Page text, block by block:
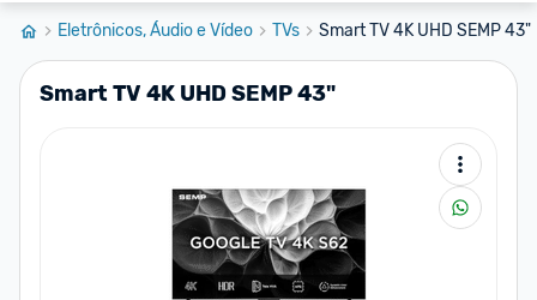
Eletrônicos, Áudio e Vídeo TVs Smart TV 4K UHD SEMP 43"
Smart TV 4K UHD SEMP 43"